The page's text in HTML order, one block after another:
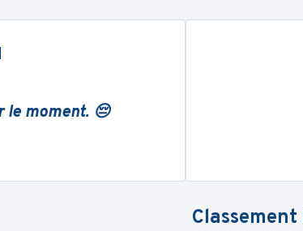
le moment. 😔
Classement